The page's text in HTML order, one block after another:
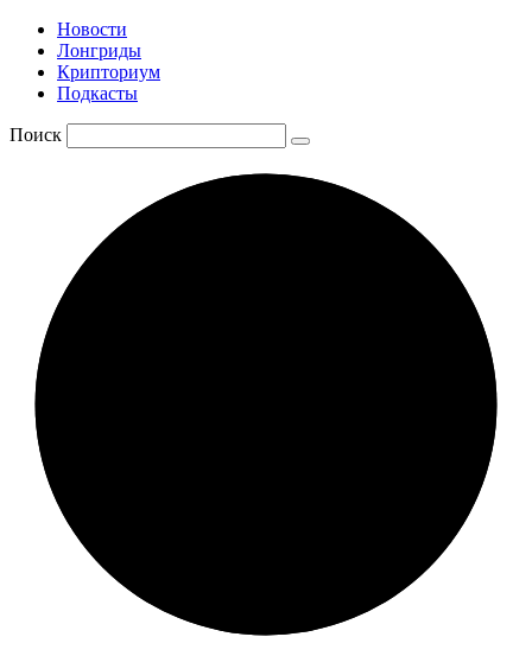
Новости
Лонгриды
Крипториум
Подкасты
Поиск